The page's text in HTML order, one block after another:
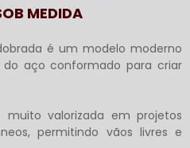
MEDIDA
é um modelo moderno
do aço conformado para criar
valorizada em projetos
permitindo vãos livres e